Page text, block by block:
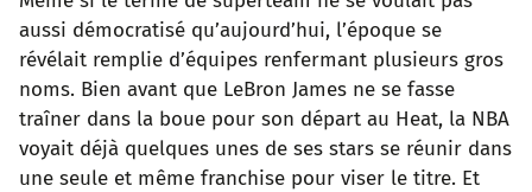
o
k
r p
p
e
s
t
I
n
aussi démocratisé qu’aujourd’hui, l’époque se
révélait remplie d’équipes renfermant plusieurs gros
noms. Bien avant que LeBron James ne se fasse
traîner dans la boue pour son départ au Heat, la NBA
voyait déjà quelques unes de ses stars se réunir dans
une seule et même franchise pour viser le titre. Et